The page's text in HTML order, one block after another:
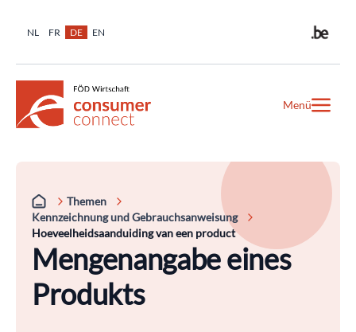
NL FR DE EN
Menü
Themen
Kennzeichnung und Gebrauchsanweisung
Hoeveelheidsaanduiding van een product
Mengenangabe eines
Produkts